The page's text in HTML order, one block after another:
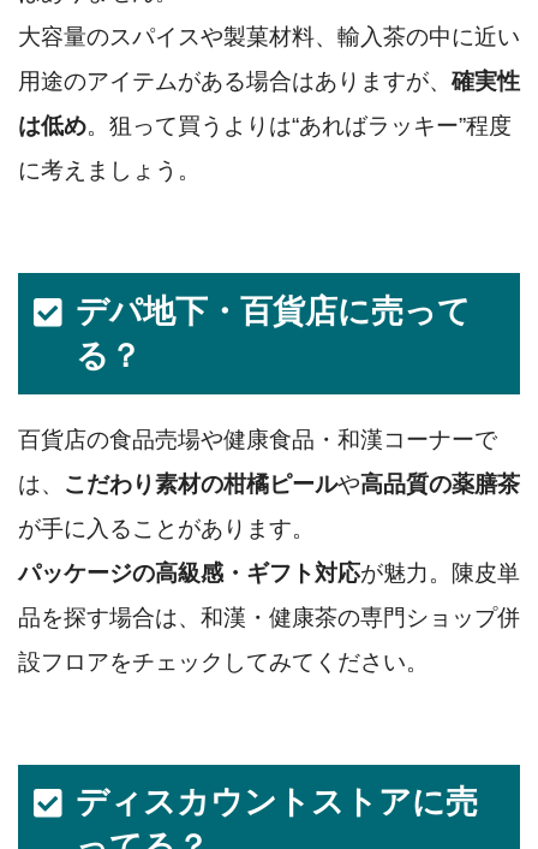
大容量のスパイスや製菓材料、輸入茶の中に近い
用途のアイテムがある場合はありますが、確実性
は低め。狙って買うよりは“あればラッキー”程度
に考えましょう。
デパ地下・百貨店に売って
る？
百貨店の食品売場や健康食品・和漢コーナーで
は、 こだわり素材の柑橘ピールや高品質の薬膳茶
が手に入ることがあります。
パッケージの高級感・ギフト対応が魅力。陳皮単
品を探す場合は、和漢・健康茶の専門ショップ併
設フロアをチェックしてみてください。
ディスカウントストアに売